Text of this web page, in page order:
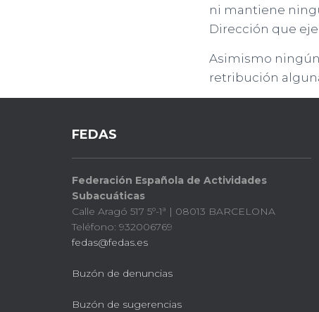
ni mantiene
Dirección que
Asimismo
retribución
FEDAS
Federación Española de Actividades
Subacuáticas
Calle Aragó 517 5º-1ª | 08013 BARCELONA
Teléfono: 932006769
fedas@fedas.es
Buzón de denuncias
Buzón de sugerencias